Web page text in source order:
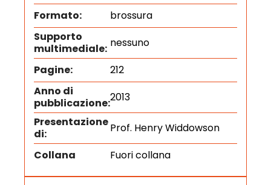
Formato:
brossura
Supporto
multimediale: nessuno
Pagine:
212
Anno di
pubblicazione:2013
Presentazione
di:
Prof. Henry Widdowson
Collana
Fuori collana